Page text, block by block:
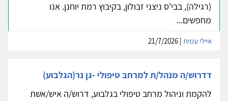
(רגילה), בבי'ס ניצני זבולון, בקיבוץ רמת יוחנן. אנו
מחפשים...
איילי עמית
דדרוש/ה מנהל/ת למרחב טיפולי -גן נר(הגלבוע)
להקמת וניהול מרחב טיפולי בגלבוע, דרוש/ה איש/אשת